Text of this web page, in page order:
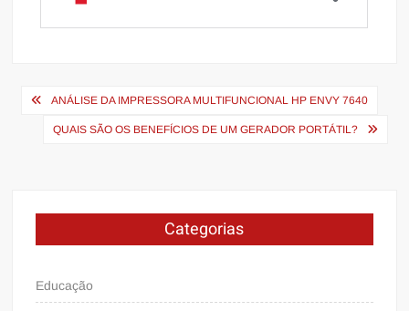
Navegação
ANÁLISE DA IMPRESSORA MULTIFUNCIONAL HP ENVY 7640
QUAIS SÃO OS BENEFÍCIOS DE UM GERADOR PORTÁTIL?
Categorias
Educação